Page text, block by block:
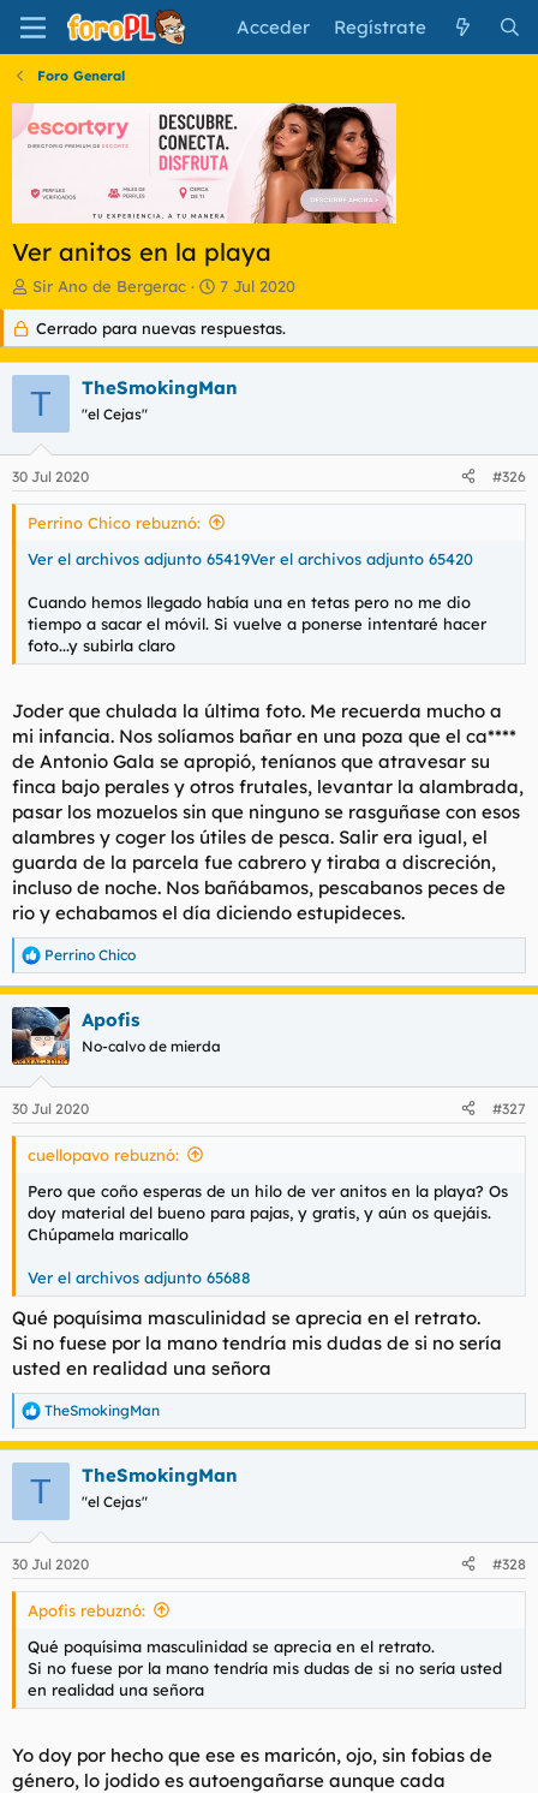
Acceder Regístrate
Foro General
Ver anitos en la playa
I
n
c
i
a
d
o
r
d
e
l
e
a
Sir Ano de Bergerac
F
e
c
h
d
n
c
i
7 Jul 2020
Cerrado para nuevas respuestas.
T TheSmokingMan
"el Cejas"
30 Jul 2020 #326
Perrino Chico rebuznó:
Ver el archivos adjunto 65419Ver el archivos adjunto 65420
Cuando hemos llegado había una en tetas pero no me dio
tiempo a sacar el móvil. Si vuelve a ponerse intentaré hacer
foto...y subirla claro
Joder que chulada la última foto. Me recuerda mucho a
mi infancia. Nos solíamos bañar en una poza que el ca****
de Antonio Gala se apropió, teníanos que atravesar su
finca bajo perales y otros frutales, levantar la alambrada,
pasar los mozuelos sin que ninguno se rasguñase con esos
alambres y coger los útiles de pesca. Salir era igual, el
guarda de la parcela fue cabrero y tiraba a discreción,
incluso de noche. Nos bañábamos, pescabanos peces de
rio y echabamos el día diciendo estupideces.
R
e
a
c
c
i
e
s
Perrino Chico
Apofis
No-calvo de mierda
30 Jul 2020 #327
cuellopavo rebuznó:
Pero que coño esperas de un hilo de ver anitos en la playa? Os
doy material del bueno para pajas, y gratis, y aún os quejáis.
Chúpamela maricallo
Ver el archivos adjunto 65688
Qué poquísima masculinidad se aprecia en el retrato.
Si no fuese por la mano tendría mis dudas de si no sería
usted en realidad una señora
R
e
a
e
s
TheSmokingMan
T TheSmokingMan
"el Cejas"
30 Jul 2020 #328
Apofis rebuznó:
Qué poquísima masculinidad se aprecia en el retrato.
Si no fuese por la mano tendría mis dudas de si no sería usted
en realidad una señora
Yo doy por hecho que ese es maricón, ojo, sin fobias de
género, lo jodido es autoengañarse aunque cada